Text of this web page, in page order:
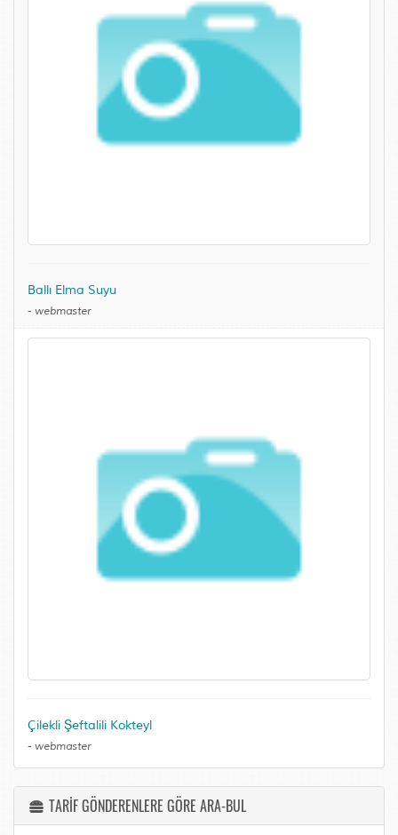
Ballı Elma Suyu
- webmaster
Çilekli Şeftalili Kokteyl
- webmaster
TARİF GÖNDERENLERE GÖRE ARA-BUL